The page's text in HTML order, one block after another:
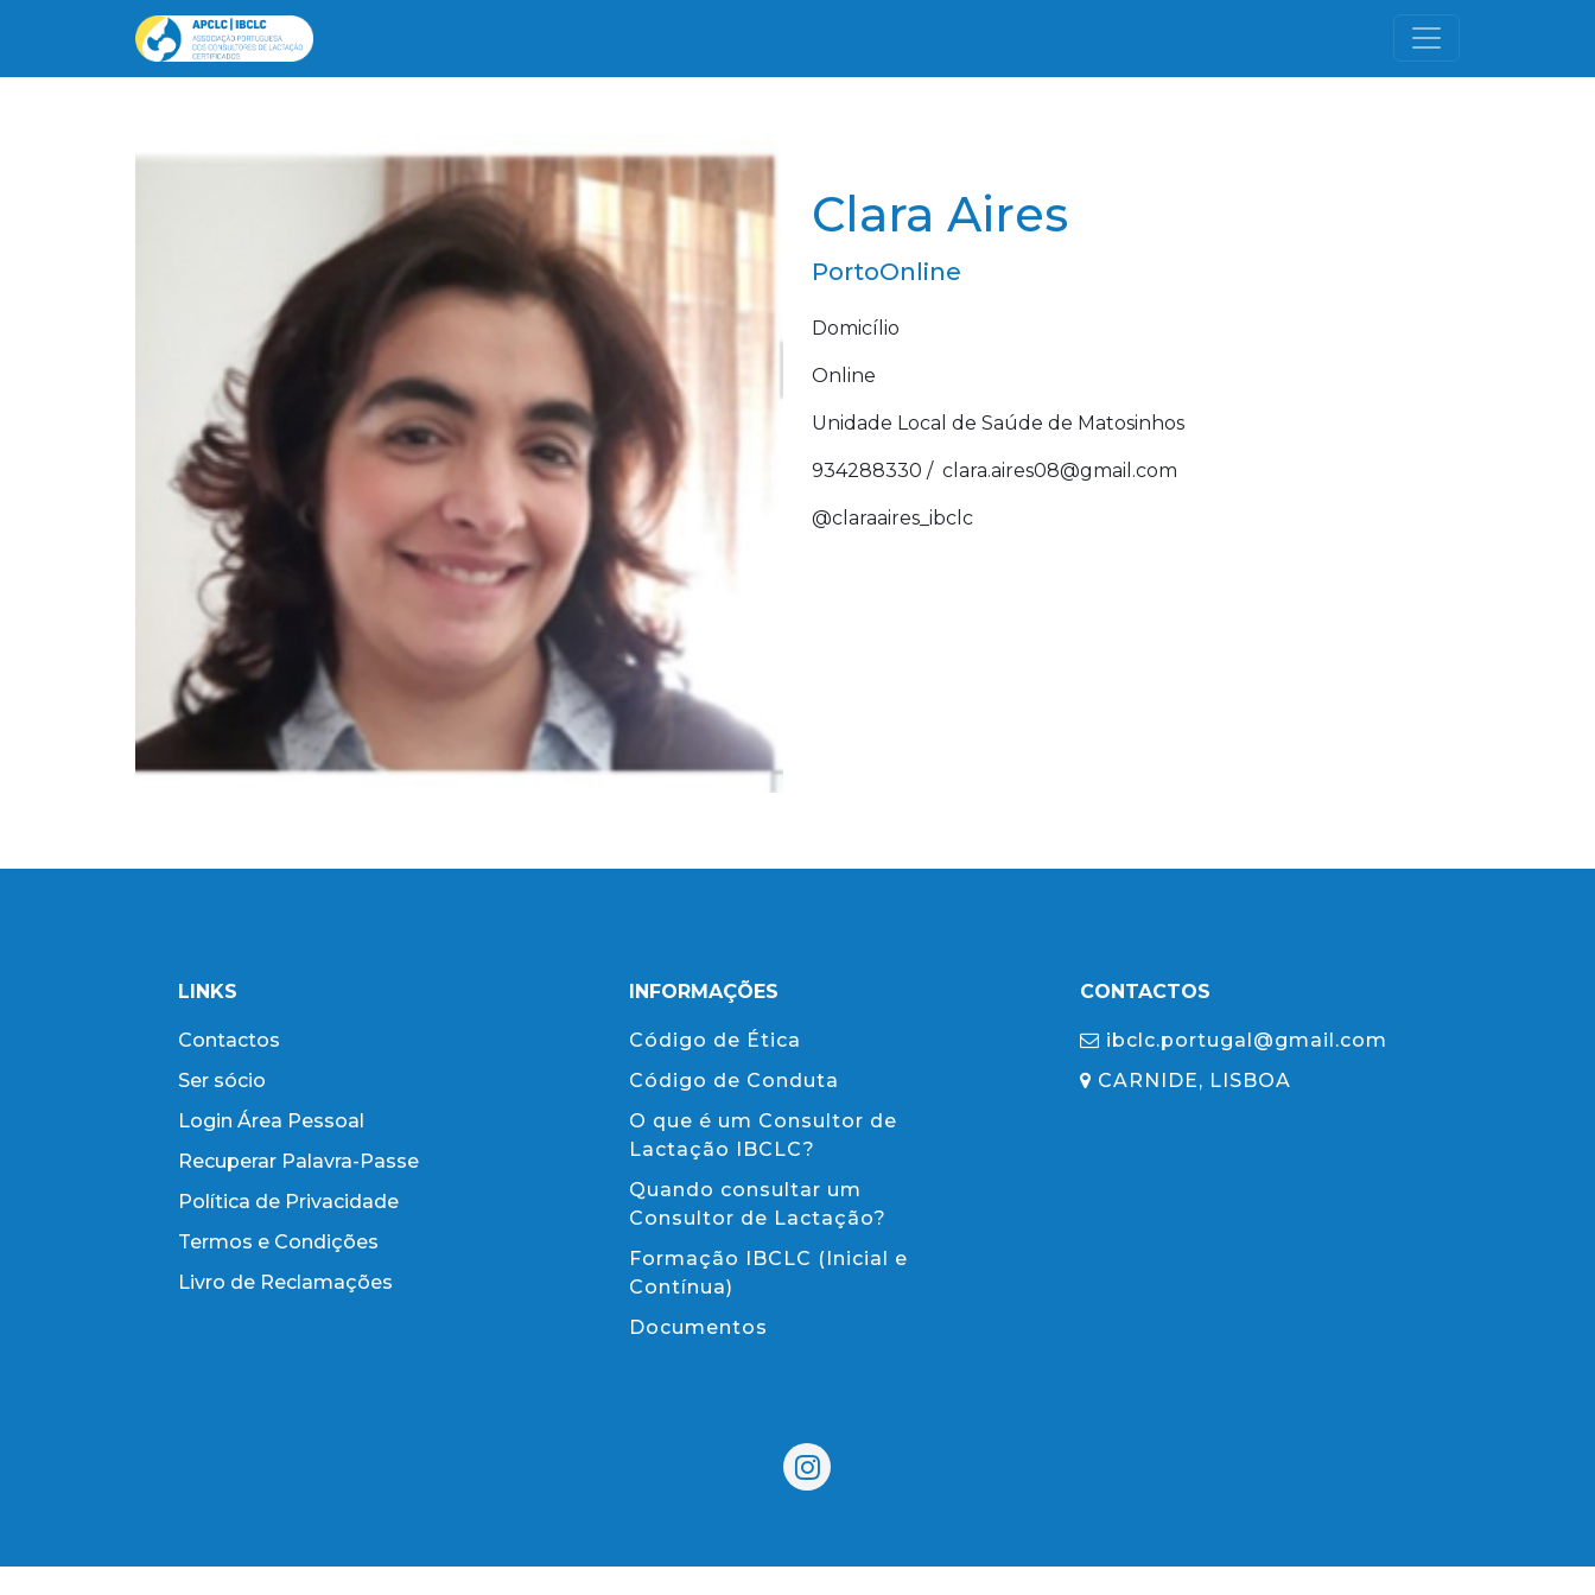
Clara Aires
PortoOnline
Domicílio
Online
Unidade Local de Saúde de Matosinhos
934288330 / clara.aires08@gmail.com
@claraaires_ibclc
LINKS
Contactos
Ser sócio
Login Área Pessoal
Recuperar Palavra-Passe
Política de Privacidade
Termos e Condições
Livro de Reclamações
INFORMAÇÕES
Código de Ética
Código de Conduta
O que é um Consultor de
Lactação IBCLC?
Quando consultar um
Consultor de Lactação?
Formação IBCLC (Inicial e
Contínua)
Documentos
CONTACTOS
ibclc.portugal@gmail.com
CARNIDE, LISBOA